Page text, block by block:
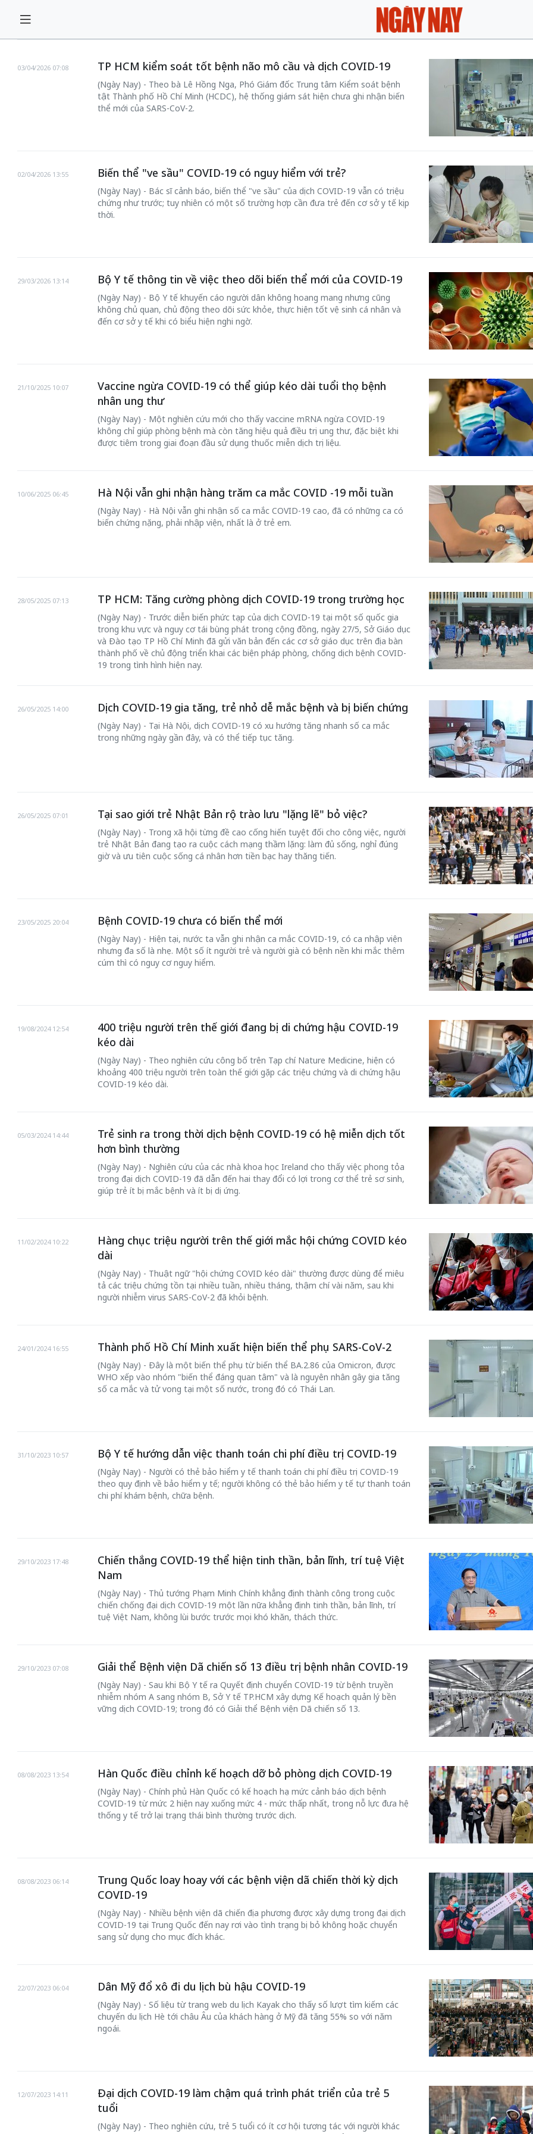
TP HCM kiểm soát tốt bệnh não mô cầu và dịch COVID-19
03/04/2026 07:08
(Ngày Nay) - Theo bà Lê Hồng Nga, Phó Giám đốc Trung tâm Kiểm soát bệnh
tật Thành phố Hồ Chí Minh (HCDC), hệ thống giám sát hiện chưa ghi nhận biến
thể mới của SARS-CoV-2.
Biến thể "ve sầu" COVID-19 có nguy hiểm với trẻ?
02/04/2026 13:55
(Ngày Nay) - Bác sĩ cảnh báo, biến thể "ve sầu" của dịch COVID-19 vẫn có triệu
chứng như trước; tuy nhiên có một số trường hợp cần đưa trẻ đến cơ sở y tế kịp
thời.
Bộ Y tế thông tin về việc theo dõi biến thể mới của COVID-19
29/03/2026 13:14
(Ngày Nay) - Bộ Y tế khuyến cáo người dân không hoang mang nhưng cũng
không chủ quan, chủ động theo dõi sức khỏe, thực hiện tốt vệ sinh cá nhân và
đến cơ sở y tế khi có biểu hiện nghi ngờ.
Vaccine ngừa COVID-19 có thể giúp kéo dài tuổi thọ bệnh
nhân ung thư
21/10/2025 10:07
(Ngày Nay) - Một nghiên cứu mới cho thấy vaccine mRNA ngừa COVID-19
không chỉ giúp phòng bệnh mà còn tăng hiệu quả điều trị ung thư, đặc biệt khi
được tiêm trong giai đoạn đầu sử dụng thuốc miễn dịch trị liệu.
Hà Nội vẫn ghi nhận hàng trăm ca mắc COVID -19 mỗi tuần
10/06/2025 06:45
(Ngày Nay) - Hà Nội vẫn ghi nhận số ca mắc COVID-19 cao, đã có những ca có
biến chứng nặng, phải nhập viện, nhất là ở trẻ em.
TP HCM: Tăng cường phòng dịch COVID-19 trong trường học
28/05/2025 07:13
(Ngày Nay) - Trước diễn biến phức tạp của dịch COVID-19 tại một số quốc gia
trong khu vực và nguy cơ tái bùng phát trong cộng đồng, ngày 27/5, Sở Giáo dục
và Đào tạo TP Hồ Chí Minh đã gửi văn bản đến các cơ sở giáo dục trên địa bàn
thành phố về chủ động triển khai các biện pháp phòng, chống dịch bệnh COVID-
19 trong tình hình hiện nay.
Dịch COVID-19 gia tăng, trẻ nhỏ dễ mắc bệnh và bị biến chứng
26/05/2025 14:00
(Ngày Nay) - Tại Hà Nội, dịch COVID-19 có xu hướng tăng nhanh số ca mắc
trong những ngày gần đây, và có thể tiếp tục tăng.
Tại sao giới trẻ Nhật Bản rộ trào lưu "lặng lẽ" bỏ việc?
26/05/2025 07:01
(Ngày Nay) - Trong xã hội từng đề cao cống hiến tuyệt đối cho công việc, người
trẻ Nhật Bản đang tạo ra cuộc cách mạng thầm lặng: làm đủ sống, nghỉ đúng
giờ và ưu tiên cuộc sống cá nhân hơn tiền bạc hay thăng tiến.
Bệnh COVID-19 chưa có biến thể mới
23/05/2025 20:04
(Ngày Nay) - Hiện tại, nước ta vẫn ghi nhận ca mắc COVID-19, có ca nhập viện
nhưng đa số là nhẹ. Một số ít người trẻ và người già có bệnh nền khi mắc thêm
cúm thì có nguy cơ nguy hiểm.
400 triệu người trên thế giới đang bị di chứng hậu COVID-19
kéo dài
19/08/2024 12:54
(Ngày Nay) - Theo nghiên cứu công bố trên Tạp chí Nature Medicine, hiện có
khoảng 400 triệu người trên toàn thế giới gặp các triệu chứng và di chứng hậu
COVID-19 kéo dài.
Trẻ sinh ra trong thời dịch bệnh COVID-19 có hệ miễn dịch tốt
hơn bình thường
05/03/2024 14:44
(Ngày Nay) - Nghiên cứu của các nhà khoa học Ireland cho thấy việc phong tỏa
trong đại dịch COVID-19 đã dẫn đến hai thay đổi có lợi trong cơ thể trẻ sơ sinh,
giúp trẻ ít bị mắc bệnh và ít bị dị ứng.
Hàng chục triệu người trên thế giới mắc hội chứng COVID kéo
dài
11/02/2024 10:22
(Ngày Nay) - Thuật ngữ "hội chứng COVID kéo dài" thường được dùng để miêu
tả các triệu chứng tồn tại nhiều tuần, nhiều tháng, thậm chí vài năm, sau khi
người nhiễm virus SARS-CoV-2 đã khỏi bệnh.
Thành phố Hồ Chí Minh xuất hiện biến thể phụ SARS-CoV-2
24/01/2024 16:55
(Ngày Nay) - Đây là một biến thể phụ từ biến thể BA.2.86 của Omicron, được
WHO xếp vào nhóm "biến thể đáng quan tâm" và là nguyên nhân gây gia tăng
số ca mắc và tử vong tại một số nước, trong đó có Thái Lan.
Bộ Y tế hướng dẫn việc thanh toán chi phí điều trị COVID-19
31/10/2023 10:57
(Ngày Nay) - Người có thẻ bảo hiểm y tế thanh toán chi phí điều trị COVID-19
theo quy định về bảo hiểm y tế; người không có thẻ bảo hiểm y tế tự thanh toán
chi phí khám bệnh, chữa bệnh.
Chiến thắng COVID-19 thể hiện tinh thần, bản lĩnh, trí tuệ Việt
Nam
29/10/2023 17:48
(Ngày Nay) - Thủ tướng Phạm Minh Chính khẳng định thành công trong cuộc
chiến chống đại dịch COVID-19 một lần nữa khẳng định tinh thần, bản lĩnh, trí
tuệ Việt Nam, không lùi bước trước mọi khó khăn, thách thức.
Giải thể Bệnh viện Dã chiến số 13 điều trị bệnh nhân COVID-19
29/10/2023 07:08
(Ngày Nay) - Sau khi Bộ Y tế ra Quyết định chuyển COVID-19 từ bệnh truyền
nhiễm nhóm A sang nhóm B, Sở Y tế TP.HCM xây dựng Kế hoạch quản lý bền
vững dịch COVID-19; trong đó có Giải thể Bệnh viện Dã chiến số 13.
Hàn Quốc điều chỉnh kế hoạch dỡ bỏ phòng dịch COVID-19
08/08/2023 13:54
(Ngày Nay) - Chính phủ Hàn Quốc có kế hoạch hạ mức cảnh báo dịch bệnh
COVID-19 từ mức 2 hiện nay xuống mức 4 - mức thấp nhất, trong nỗ lực đưa hệ
thống y tế trở lại trạng thái bình thường trước dịch.
Trung Quốc loay hoay với các bệnh viện dã chiến thời kỳ dịch
COVID-19
08/08/2023 06:14
(Ngày Nay) - Nhiều bệnh viện dã chiến địa phương được xây dựng trong đại dịch
COVID-19 tại Trung Quốc đến nay rơi vào tình trạng bị bỏ không hoặc chuyển
sang sử dụng cho mục đích khác.
Dân Mỹ đổ xô đi du lịch bù hậu COVID-19
22/07/2023 06:04
(Ngày Nay) - Số liệu từ trang web du lịch Kayak cho thấy số lượt tìm kiếm các
chuyến du lịch Hè tới châu Âu của khách hàng ở Mỹ đã tăng 55% so với năm
ngoái.
Đại dịch COVID-19 làm chậm quá trình phát triển của trẻ 5
tuổi
12/07/2023 14:11
(Ngày Nay) - Theo nghiên cứu, trẻ 5 tuổi có ít cơ hội tương tác với người khác
Bắc Biên - Giữ một ngôi
làng ven sông Hồng của Hà
Nội
Xin lỗi, rồi sao nữa?!
Lê Xuân Thọ
50 năm Việt Nam gia
nhập UNESCO: Khơi
nguồn nội lực văn hóa,
làm nên diện mạo mới
50 năm Việt Nam gia
nhập UNESCO: Khơi
nguồn nội lực văn hóa,
tạo | Kỳ 3: Hội nhập
quốc tế bằng bản lĩnh
Việt Nam
50 năm Việt Nam gia
nhập UNESCO: Khơi
nguồn nội lực văn hóa,
hòa bình thể hiện trong
quyết định lịch sử
50 năm Việt
nhập
nguồn nội lực,
Chuyển hóa
thành động
triển